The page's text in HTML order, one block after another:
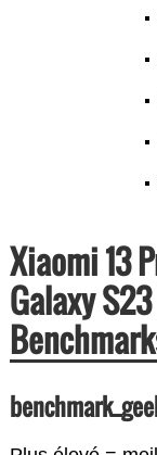
Xiaomi 13
Galaxy